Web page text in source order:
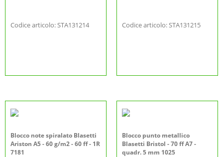
Codice articolo: STA131214 Codice articolo: STA131215
Blocco note spiralato Blasetti
Ariston A5 - 60 g/m2 - 60 ff - 1R
7181
Blocco punto metallico
Blasetti Bristol - 70 ff A7 -
quadr. 5 mm 1025